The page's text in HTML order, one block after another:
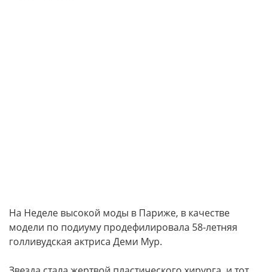
На Неделе высокой моды в Париже, в качестве
модели по подиуму продефилировала 58-летняя
голливудская актриса Деми Мур.